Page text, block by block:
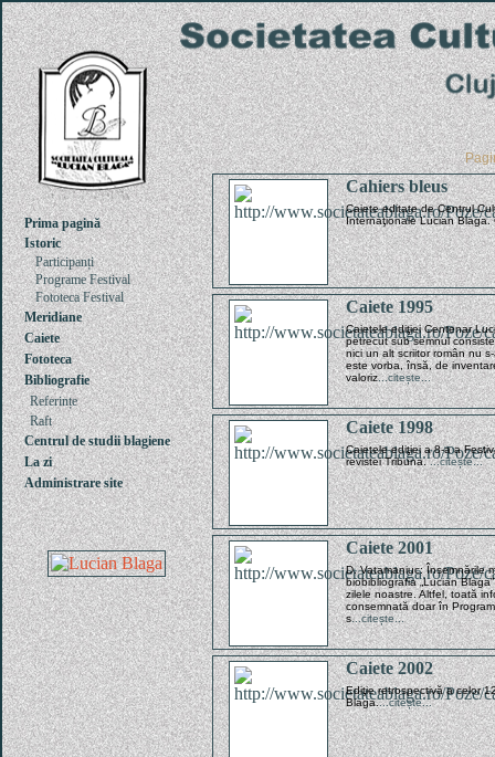
Prima pagină
Istoric
Participanți
Programe Festival
Fototeca Festival
Meridiane
Caiete
Fototeca
Bibliografie
Referințe
Raft
Centrul de studii blagiene
La zi
Administrare site
Cahiers bleus
Caiete editate de Centrul
Internaţionale Lucian
Caiete 1995
Caietele ediţiei Centenar
petrecut sub semnul
nici un alt scriitor român nu
este vorba, însă, de
valoriz...citește...
Caiete 1998
Caietele ediţiei a 8-a a
revistei Tribuna....citește...
Caiete 2001
D. Vatamaniuc: Însemnările
biobibliografia „Lucian
zilele noastre. Altfel, toată
consemnată doar în
s...citește...
Caiete 2002
Ediţie retrospectivă a celor
Blaga....citește...